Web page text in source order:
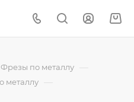
Фрезы по металлу —
металлу —